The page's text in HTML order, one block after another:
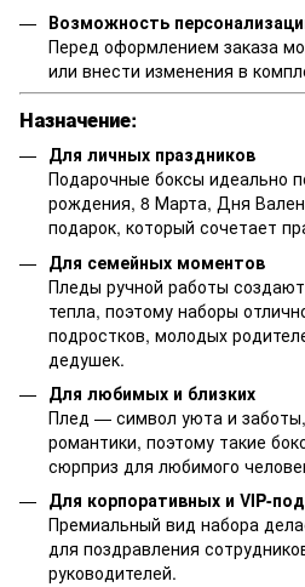
Возможность
Перед оформлением заказа
или внести изменения в
Назначение:
Для личных праздников
Подарочные боксы идеально
рождения, 8 Марта, Дня
подарок, который сочетает
Для семейных моментов
Пледы ручной работы
тепла, поэтому наборы
подростков, молодых
дедушек.
Для любимых и близких
Плед — символ уюта и
романтики, поэтому такие
сюрприз для любимого
Для корпоративных и VIP-
Премиальный вид набора
для поздравления
руководителей.